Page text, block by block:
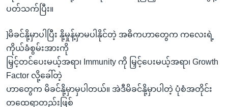
ပတ်သက်ပြီး။
]မိခင်နို့မှာပါပြီး နို့မှုန့်မှာမပါနိုင်တဲ့ အဓိကဟာတွေက ကလေးရဲ့
ကိုယ်ခံစွမ်းအားကို
မြှင့်တင်ပေးမယ့်အရာ၊ Immunity ကို မြှင့်ပေးမယ့်အရာ၊ Growth
Factor လို့ခေါ်တဲ့
ဟာတွေက မိခင်နို့မှာမှပါတယ်။ အဲဒီမိခင်နို့မှာပါတဲ့ ပုံစံအတိုင်း
တထေရာတည်းဖြစ်